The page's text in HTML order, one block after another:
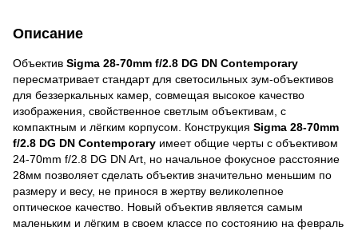
Описание
Объектив Sigma 28-70mm f/2.8 DG DN Contemporary
пересматривает стандарт для светосильных зум-объективов
для беззеркальных камер, совмещая высокое качество
изображения, свойственное светлым объективам, с
компактным и лёгким корпусом. Конструкция Sigma 28-70mm
f/2.8 DG DN Contemporary имеет общие черты с объективом
24-70mm f/2.8 DG DN Art, но начальное фокусное расстояние
28мм позволяет сделать объектив значительно меньшим по
размеру и весу, не принося в жертву великолепное
оптическое качество. Новый объектив является самым
маленьким и лёгким в своем классе по состоянию на февраль